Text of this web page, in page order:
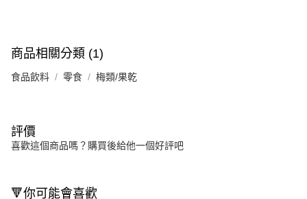
商品相關分類 (1)
食品飲料 零食 梅類/果乾
評價
喜歡這個商品嗎？購買後給他一個好評吧
🔻你可能會喜歡